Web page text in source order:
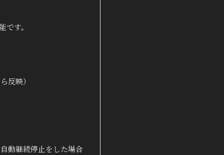
す。
反映）
動継続停止をした場合